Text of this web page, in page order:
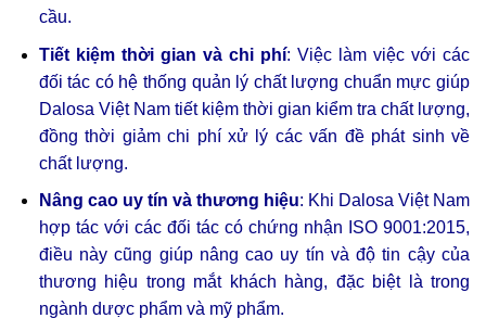
cầu.
Tiết kiệm thời gian và chi phí: Việc làm việc với các
đối tác có hệ thống quản lý chất lượng chuẩn mực giúp
Dalosa Việt Nam tiết kiệm thời gian kiểm tra chất lượng,
đồng thời giảm chi phí xử lý các vấn đề phát sinh về
chất lượng.
Nâng cao uy tín và thương hiệu: Khi Dalosa Việt Nam
hợp tác với các đối tác có chứng nhận ISO 9001:2015,
điều này cũng giúp nâng cao uy tín và độ tin cậy của
thương hiệu trong mắt khách hàng, đặc biệt là trong
ngành dược phẩm và mỹ phẩm.